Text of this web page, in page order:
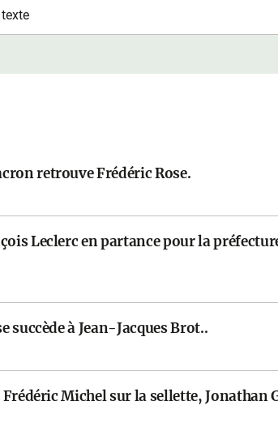
retrouve Frédéric Rose.
Leclerc en partance pour la
succède à Jean-Jacques Brot..
Frédéric Michel sur la sellette, Jonathan